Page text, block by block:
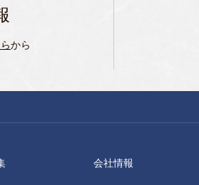
から
会社情報